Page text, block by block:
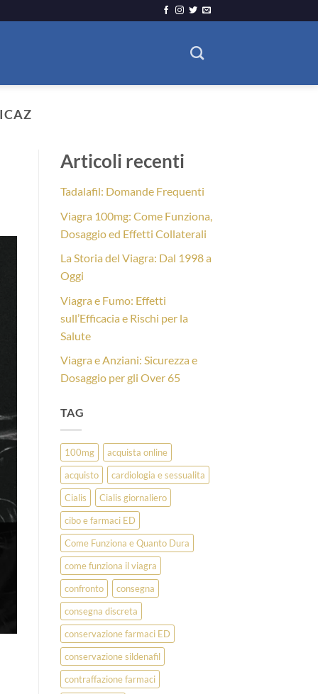
Articoli recenti
Tadalafil: Domande Frequenti
Viagra 100mg: Come Funziona,
Dosaggio ed Effetti Collaterali
La Storia del Viagra: Dal 1998 a
Oggi
Viagra e Fumo: Effetti
sull’Efficacia e Rischi per la
Salute
Viagra e Anziani: Sicurezza e
Dosaggio per gli Over 65
TAG
100mg
acquista online
acquisto
cardiologia e sessualita
Cialis
Cialis giornaliero
cibo e farmaci ED
Come Funziona e Quanto Dura
come funziona il viagra
confronto
consegna
consegna discreta
conservazione farmaci ED
conservazione sildenafil
contraffazione farmaci